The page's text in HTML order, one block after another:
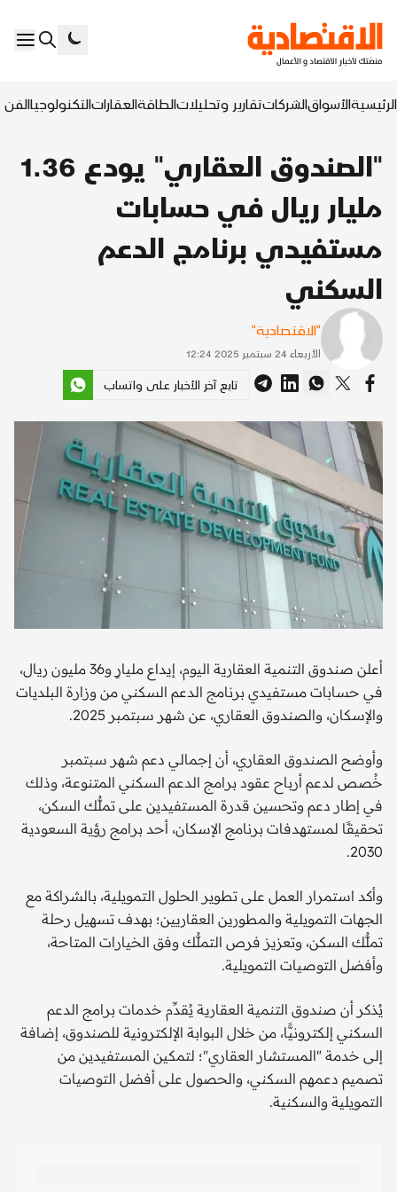
الرئيسيةالأسواقالشركاتتقارير وتحليلاتالطاقةالعقاراتالتكنولوجياالفن
"الصندوق العقاري" يودع 1.36
مليار ريال في حسابات
مستفيدي برنامج الدعم
السكني
"الاقتصادية"
الأربعاء 24 سبتمبر 2025 12:24
تابع آخر الأخبار على واتساب
أعلن صندوق التنمية العقارية اليوم، إيداع مليارٍ و36 مليون ريال،
في حسابات مستفيدي برنامج الدعم السكني من وزارة البلديات
والإسكان، والصندوق العقاري، عن شهر سبتمبر 2025.
وأوضح الصندوق العقاري، أن إجمالي دعم شهر سبتمبر
خُصص لدعم أرباح عقود برامج الدعم السكني المتنوعة، وذلك
في إطار دعم وتحسين قدرة المستفيدين على تملُّك السكن،
تحقيقًا لمستهدفات برنامج الإسكان، أحد برامج رؤية السعودية
2030.
وأكد استمرار العمل على تطوير الحلول التمويلية، بالشراكة مع
الجهات التمويلية والمطورين العقاريين؛ بهدف تسهيل رحلة
تملُّك السكن، وتعزيز فرص التملُّك وفق الخيارات المتاحة،
وأفضل التوصيات التمويلية.
يُذكر أن صندوق التنمية العقارية يُقدِّم خدمات برامج الدعم
السكني إلكترونيًّا، من خلال البوابة الإلكترونية للصندوق، إضافة
إلى خدمة "المستشار العقاري"؛ لتمكين المستفيدين من
تصميم دعمهم السكني، والحصول على أفضل التوصيات
التمويلية والسكنية.